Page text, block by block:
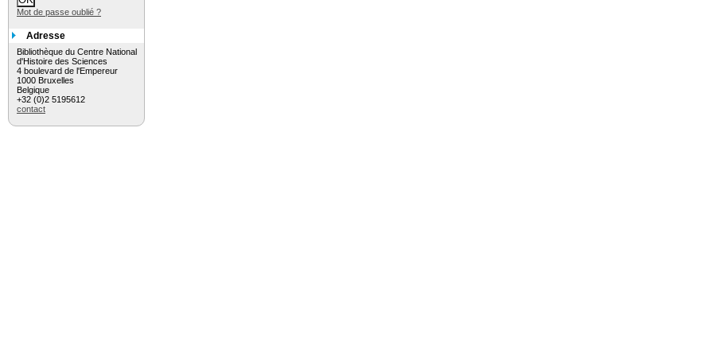
Mot de passe oublié ?
Adresse
Bibliothèque du Centre National
d'Histoire des Sciences
4 boulevard de l'Empereur
1000 Bruxelles
Belgique
+32 (0)2 5195612
contact